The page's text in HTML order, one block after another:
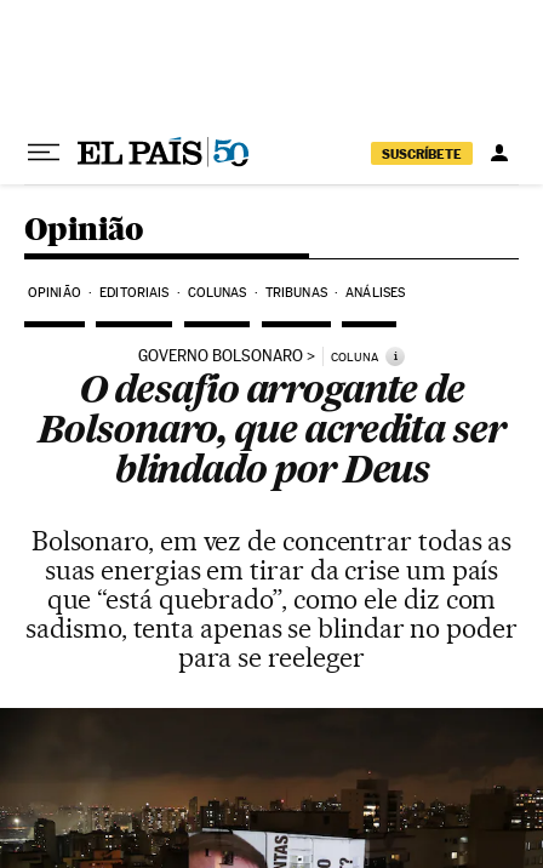
SUSCRÍBETE
Opinião
OPINIÃO EDITORIAIS COLUNAS TRIBUNAS ANÁLISES
GOVERNO BOLSONARO COLUNA i
O desafio arrogante de
Bolsonaro, que acredita ser
blindado por Deus
Bolsonaro, em vez de concentrar todas as
suas energias em tirar da crise um país
que “está quebrado”, como ele diz com
sadismo, tenta apenas se blindar no poder
para se reeleger